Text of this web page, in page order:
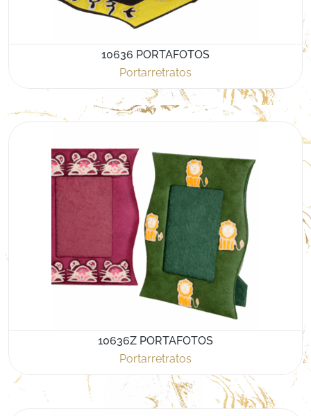
10636 PORTAFOTOS
Portarretratos
10636Z PORTAFOTOS
Portarretratos